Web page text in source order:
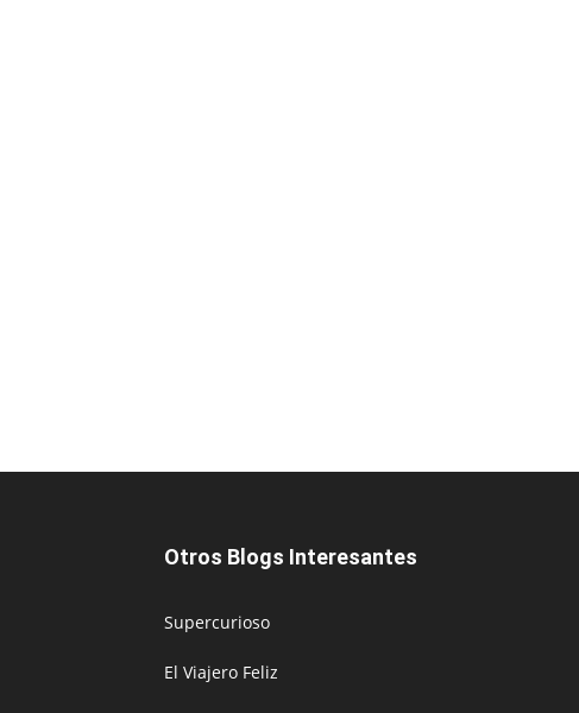
Otros Blogs Interesantes
Supercurioso
El Viajero Feliz